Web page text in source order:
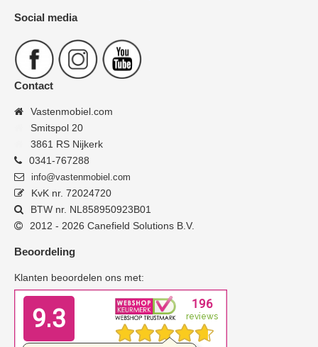
Social media
Contact
Vastenmobiel.com
Smitspol 20
3861 RS Nijkerk
0341-767288
info@vastenmobiel.com
KvK nr. 72024720
BTW nr. NL858950923B01
2012 - 2026 Canefield Solutions B.V.
Beoordeling
Klanten beoordelen ons met: